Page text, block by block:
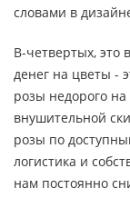
словами в
В-четвертых, это
денег на цветы -
розы недорого
внушительной
розы по
логистика и
нам постоянно